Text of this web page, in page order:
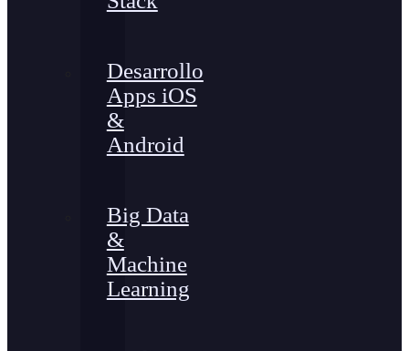
Desarrollo
Apps iOS
&
Android
Big Data
&
Machine
Learning